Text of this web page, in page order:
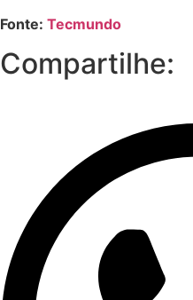
Fonte: Tecmundo
Compartilhe: